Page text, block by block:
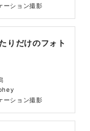
ーション撮影
りだけのフォト
ーション撮影